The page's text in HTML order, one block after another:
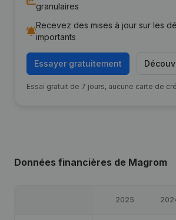
granulaires
Recevez des mises à jour sur les
importants
Essayer gratuitement
Essai gratuit de 7 jours, aucune carte de
Données financières de Magrom
2025